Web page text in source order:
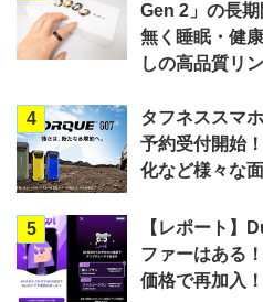
Gen 2」の長
無く睡眠・健
しの高品質リ
4
タフネススマ
予約受付開始
化など様々な
5
【レポート】
ファーはある
価格で再加入！